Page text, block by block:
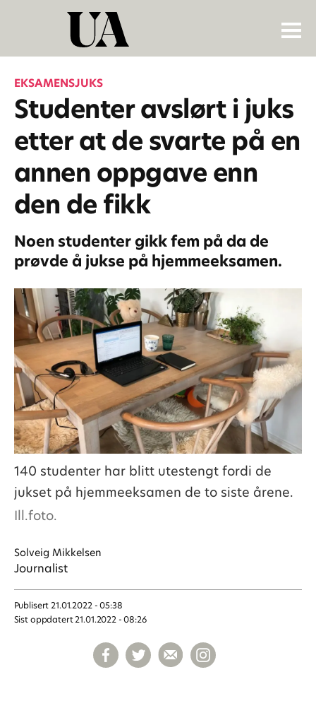
EKSAMENSJUKS
Studenter avslørt i juks
etter at de svarte på en
annen oppgave enn
den de fikk
Noen studenter gikk fem på da de
prøvde å jukse på hjemmeeksamen.
140 studenter har blitt utestengt fordi de
jukset på hjemmeeksamen de to siste årene.
Ill.foto.
Solveig Mikkelsen
Journalist
Publisert 21.01.2022 - 05:38
Sist oppdatert 21.01.2022 - 08:26